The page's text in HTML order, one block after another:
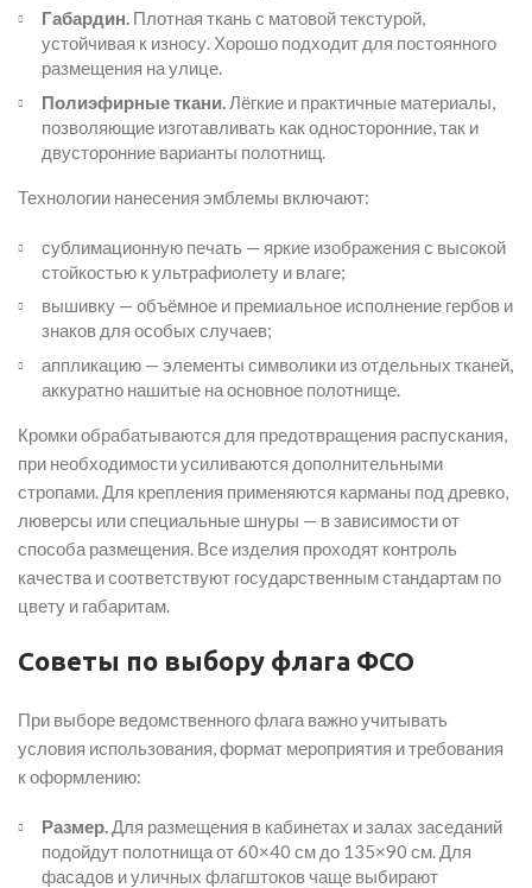
Габардин. Плотная ткань с матовой текстурой,
устойчивая к износу. Хорошо подходит для постоянного
размещения на улице.
Полиэфирные ткани.Лёгкие и практичные материалы,
позволяющие изготавливать как односторонние, так и
двусторонние варианты полотнищ.
Технологии нанесения эмблемы включают:
сублимационную печать — яркие изображения с высокой
стойкостью к ультрафиолету и влаге;
вышивку — объёмное и премиальное исполнение гербов и
знаков для особых случаев;
аппликацию — элементы символики из отдельных тканей,
аккуратно нашитые на основное полотнище.
Кромки обрабатываются для предотвращения распускания,
при необходимости усиливаются дополнительными
стропами. Для крепления применяются карманы под древко,
люверсы или специальные шнуры — в зависимости от
способа размещения. Все изделия проходят контроль
качества и соответствуют государственным стандартам по
цвету и габаритам.
Советы по выбору флага ФСО
При выборе ведомственного флага важно учитывать
условия использования, формат мероприятия и требования
к оформлению:
Размер. Для размещения в кабинетах и залах заседаний
подойдут полотнища от 60×40 см до 135×90 см. Для
фасадов и уличных флагштоков чаще выбирают